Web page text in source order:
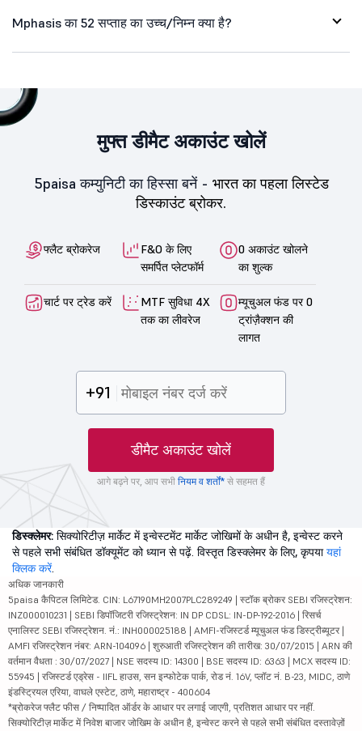
Mphasis का 52 सप्ताह का उच्च/निम्न क्या है?
मुफ्त डीमैट अकाउंट खोलें
5paisa कम्युनिटी का हिस्सा बनें - भारत का पहला लिस्टेड
डिस्काउंट ब्रोकर.
फ्लैट ब्रोकरेज
F&O के लिए
समर्पित प्लेटफॉर्म
0 अकाउंट खोलने
का शुल्क
चार्ट पर ट्रेड करें
MTF सुविधा 4X
तक का लीवरेज
म्यूचुअल फंड पर 0
ट्रांज़ैक्शन की
लागत
+91
डीमैट अकाउंट खोलें
आगे बढ़ने पर, आप सभी नियम व शर्तों* से सहमत हैं
डिस्क्लेमर: सिक्योरिटीज़ मार्केट में इन्वेस्टमेंट मार्केट जोखिमों के अधीन है, इन्वेस्ट करने
से पहले सभी संबंधित डॉक्यूमेंट को ध्यान से पढ़ें. विस्तृत डिस्क्लेमर के लिए, कृपयायहां
क्लिक करें.
अधिक जानकारी
5paisa कैपिटल लिमिटेड. CIN: L67190MH2007PLC289249 | स्टॉक ब्रोकर SEBI रजिस्ट्रेशन:
INZ000010231 | SEBI डिपॉजिटरी रजिस्ट्रेशन: IN DP CDSL: IN-DP-192-2016 | रिसर्च
एनालिस्ट SEBI रजिस्ट्रेशन. नं.: INH000025188 | AMFI-रजिस्टर्ड म्यूचुअल फंड डिस्ट्रीब्यूटर |
AMFI रजिस्ट्रेशन नंबर: ARN-104096 | शुरुआती रजिस्ट्रेशन की तारीख: 30/07/2015 | ARN की
वर्तमान वैधता : 30/07/2027 | NSE सदस्य ID: 14300 | BSE सदस्य ID: 6363 | MCX सदस्य ID:
55945 | रजिस्टर्ड एड्रेस - IIFL हाउस, सन इन्फोटेक पार्क, रोड नं. 16V, प्लॉट नं. B-23, MIDC, ठाणे
इंडस्ट्रियल एरिया, वाघले एस्टेट, ठाणे, महाराष्ट्र - 400604
*ब्रोकरेज फ्लैट फीस / निष्पादित ऑर्डर के आधार पर लगाई जाएगी, प्रतिशत आधार पर नहीं.
सिक्योरिटीज़ मार्केट में निवेश बाजार जोखिम के अधीन है, इन्वेस्ट करने से पहले सभी संबंधित दस्तावेज़ों